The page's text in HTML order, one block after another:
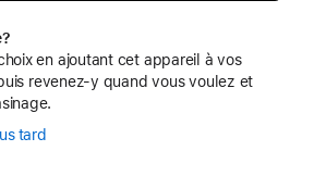
en ajoutant cet appareil à vos
revenez-y quand vous voulez et
tard